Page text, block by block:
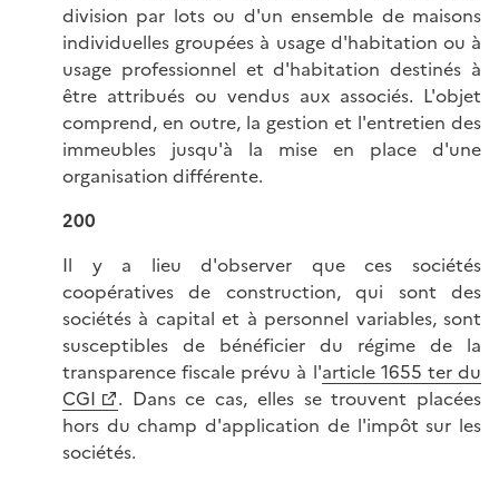
division par lots ou d'un ensemble de maisons
individuelles groupées à usage d'habitation ou à
usage professionnel et d'habitation destinés à
être attribués ou vendus aux associés. L'objet
comprend, en outre, la gestion et l'entretien des
immeubles jusqu'à la mise en place d'une
organisation différente.
200
Il y a lieu d'observer que ces sociétés
coopératives de construction, qui sont des
sociétés à capital et à personnel variables, sont
susceptibles de bénéficier du régime de la
transparence fiscale prévu à l'article 1655 ter du
CGI
. Dans ce cas, elles se trouvent placées
hors du champ d'application de l'impôt sur les
sociétés.